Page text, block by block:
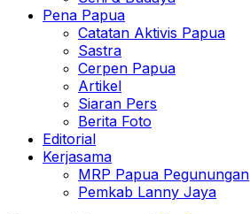
Pena Papua
Catatan Aktivis Papua
Sastra
Cerpen Papua
Artikel
Siaran Pers
Berita Foto
Editorial
Kerjasama
MRP Papua Pegunungan
Pemkab Lanny Jaya